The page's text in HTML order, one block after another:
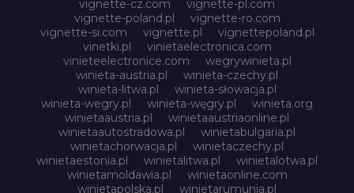
vignette-cz.com
vignette-pl.com
vignette-poland.pl
vignette-ro.com
vignette-si.com
vignette.pl
vignettepoland.pl
vinetki.pl
vinietaelectronica.com
vinieteelectronice.com
wegrywinieta.pl
winieta-austria.pl
winieta-czechy.pl
winieta-litwa.pl
winieta-słowacja.pl
winieta-wegry.pl
winieta-węgry.pl
winieta.org
winietaaustria.pl
winietaaustriaonline.pl
winietaautostradowa.pl
winietabulgaria.pl
winietachorwacja.pl
winietaczechy.pl
winietaestonia.pl
winietalitwa.pl
winietalotwa.pl
winietamoldawia.pl
winietaonline.com
winietapolska.pl
winietarumunia.pl